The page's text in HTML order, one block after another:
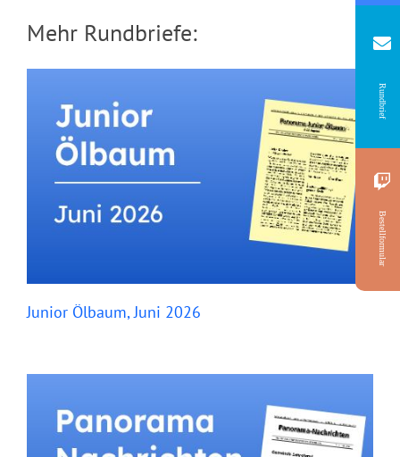
Mehr Rundbriefe:
Junior Ölbaum, Juni 2026
Rundbrief
Bestellformular